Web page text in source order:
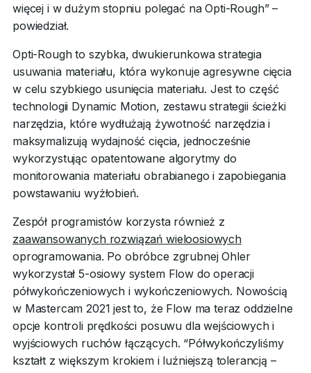
więcej i w dużym stopniu polegać na Opti-Rough” –
powiedział.
Opti-Rough to szybka, dwukierunkowa strategia
usuwania materiału, która wykonuje agresywne cięcia
w celu szybkiego usunięcia materiału. Jest to część
technologii Dynamic Motion, zestawu strategii ścieżki
narzędzia, które wydłużają żywotność narzędzia i
maksymalizują wydajność cięcia, jednocześnie
wykorzystując opatentowane algorytmy do
monitorowania materiału obrabianego i zapobiegania
powstawaniu wyżłobień.
Zespół programistów korzysta również z
zaawansowanych rozwiązań wieloosiowych
oprogramowania. Po obróbce zgrubnej Ohler
wykorzystał 5-osiowy system Flow do operacji
półwykończeniowych i wykończeniowych. Nowością
w Mastercam 2021 jest to, że Flow ma teraz oddzielne
opcje kontroli prędkości posuwu dla wejściowych i
wyjściowych ruchów łączących. “Półwykończyliśmy
kształt z większym krokiem i luźniejszą tolerancją –